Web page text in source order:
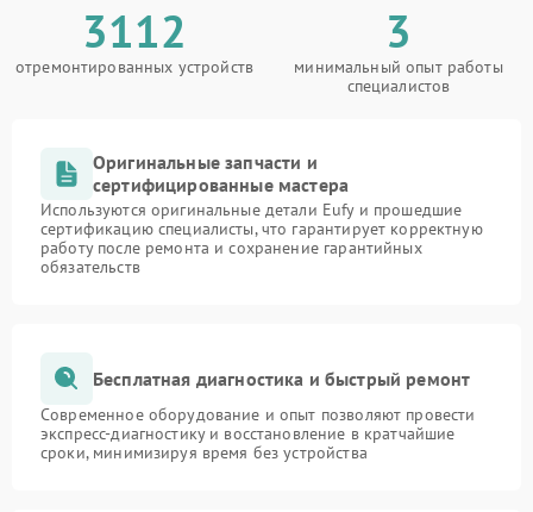
3112
отремонтированных устройств
3
минимальный опыт работы
специалистов
Оригинальные запчасти и
сертифицированные мастера
Используются оригинальные детали Eufy и прошедшие
сертификацию специалисты, что гарантирует корректную
работу после ремонта и сохранение гарантийных
обязательств
Бесплатная диагностика и быстрый ремонт
Современное оборудование и опыт позволяют провести
экспресс-диагностику и восстановление в кратчайшие
сроки, минимизируя время без устройства